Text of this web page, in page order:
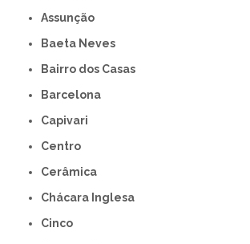
Assunção
Baeta Neves
Bairro dos Casas
Barcelona
Capivari
Centro
Cerâmica
Chácara Inglesa
Cinco